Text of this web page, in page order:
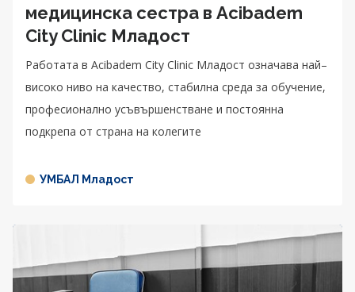
медицинска сестра в Acibadem
City Clinic Младост
Работата в Аcibadem City Clinic Младост означава най–
високо ниво на качество, стабилна среда за обучение,
професионално усъвършенстване и постоянна
подкрепа от страна на колегите
УМБАЛ Младост